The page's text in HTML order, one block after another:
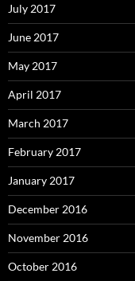
July 2017
June 2017
May 2017
April 2017
March 2017
February 2017
January 2017
December 2016
November 2016
October 2016